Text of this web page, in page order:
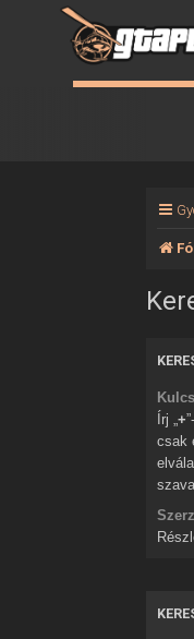
Írj „+
csak